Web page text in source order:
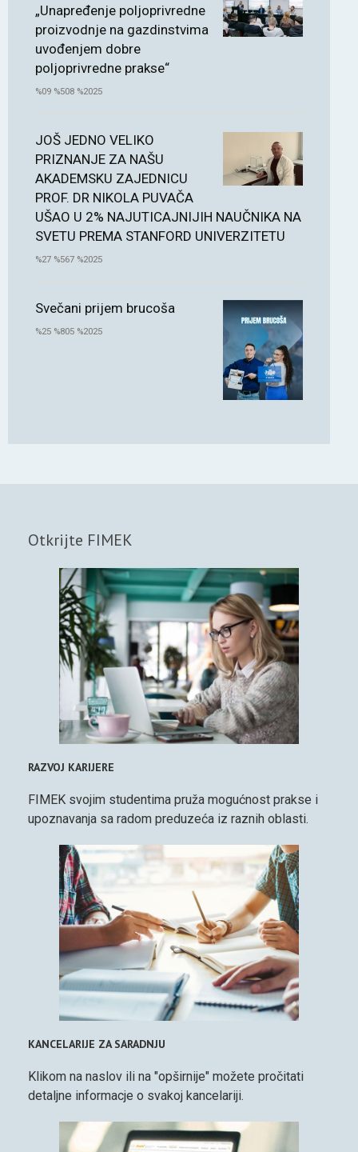
„Unapređenje poljoprivredne
proizvodnje na gazdinstvima
uvođenjem dobre
poljoprivredne prakse“
%09 %508 %2025
JOŠ JEDNO VELIKO
PRIZNANJE ZA NAŠU
AKADEMSKU ZAJEDNICU
PROF. DR NIKOLA PUVAČA
UŠAO U 2% NAJUTICAJNIJIH NAUČNIKA NA
SVETU PREMA STANFORD UNIVERZITETU
%27 %567 %2025
Svečani prijem brucoša
%25 %805 %2025
Otkrijte FIMEK
RAZVOJ KARIJERE
FIMEK svojim studentima pruža mogućnost prakse i
upoznavanja sa radom preduzeća iz raznih oblasti.
KANCELARIJE ZA SARADNJU
Klikom na naslov ili na "opširnije" možete pročitati
detaljne informacje o svakoj kancelariji.